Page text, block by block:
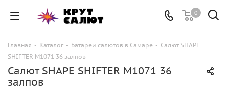
0
Главная - Каталог - Батареи салютов в Самаре - Салют SHAPE
SHIFTER M1071 36 залпов
Салют SHAPE SHIFTER M1071 36
залпов